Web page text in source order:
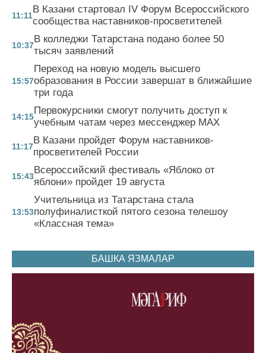
11:11
В Казани стартовал IV Форум Всероссийского
сообщества наставников-просветителей
10:37
В колледжи Татарстана подано более 50
тысяч заявлений
15:57
Переход на новую модель высшего
образования в России завершат в ближайшие
три года
14:15
Первокурсники смогут получить доступ к
учебным чатам через мессенджер MAX
11:17
В Казани пройдет Форум наставников-
просветителей России
15:43
Всероссийский фестиваль «Яблоко от
яблони» пройдет 19 августа
13:53
Учительница из Татарстана стала
полуфиналисткой пятого сезона телешоу
«Классная тема»
БАШКА ЯЗМАЛАР